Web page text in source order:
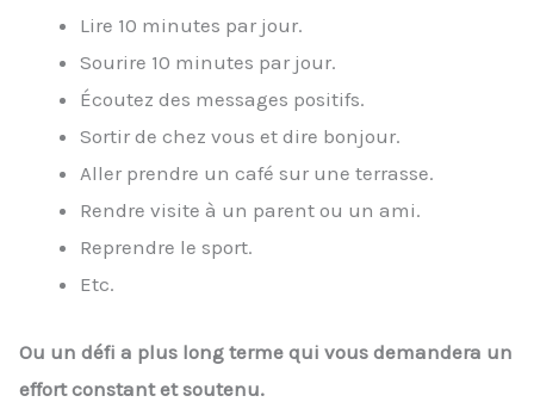
Lire 10 minutes par jour.
Sourire 10 minutes par jour.
Écoutez des messages positifs.
Sortir de chez vous et dire bonjour.
Aller prendre un café sur une terrasse.
Rendre visite à un parent ou un ami.
Reprendre le sport.
Etc.
Ou un défi a plus long terme qui vous demandera un
effort constant et soutenu.